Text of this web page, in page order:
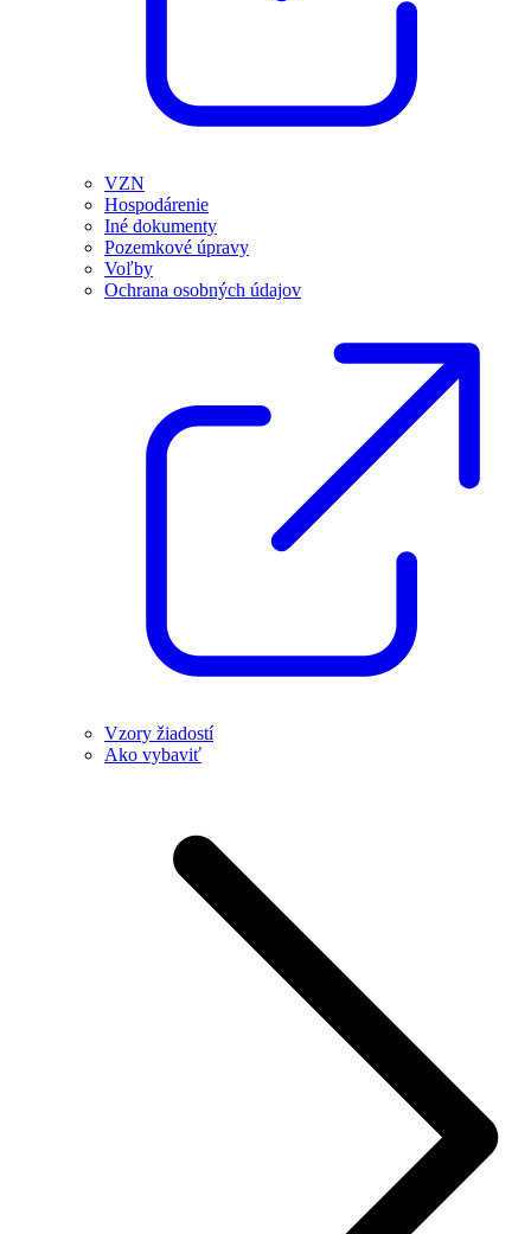
VZN
Hospodárenie
Iné dokumenty
Pozemkové úpravy
Voľby
Ochrana osobných údajov
Vzory žiadostí
Ako vybaviť